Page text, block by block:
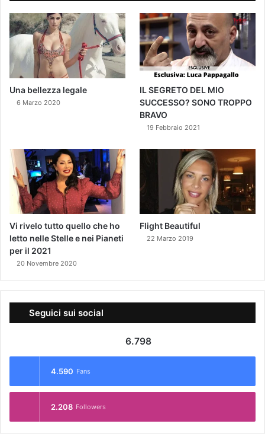
Una bellezza legale
6 Marzo 2020
IL SEGRETO DEL MIO
SUCCESSO? SONO TROPPO
BRAVO
19 Febbraio 2021
Vi rivelo tutto quello che ho
letto nelle Stelle e nei Pianeti
per il 2021
20 Novembre 2020
Flight Beautiful
22 Marzo 2019
Seguici sui social
6.798
4.590 Fans
2.208 Followers